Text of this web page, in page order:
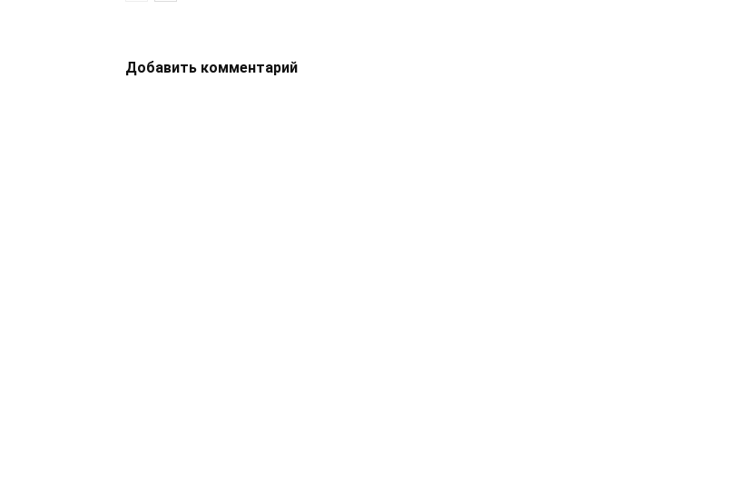
Добавить комментарий